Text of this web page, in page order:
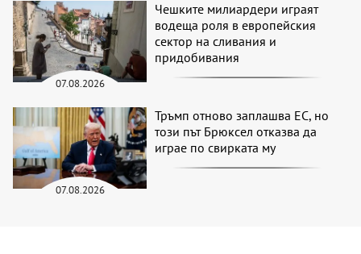
07.08.2026
Чешките милиардери играят
водеща роля в европейския
сектор на сливания и
придобивания
07.08.2026
Тръмп отново заплашва ЕС, но
този път Брюксел отказва да
играе по свирката му